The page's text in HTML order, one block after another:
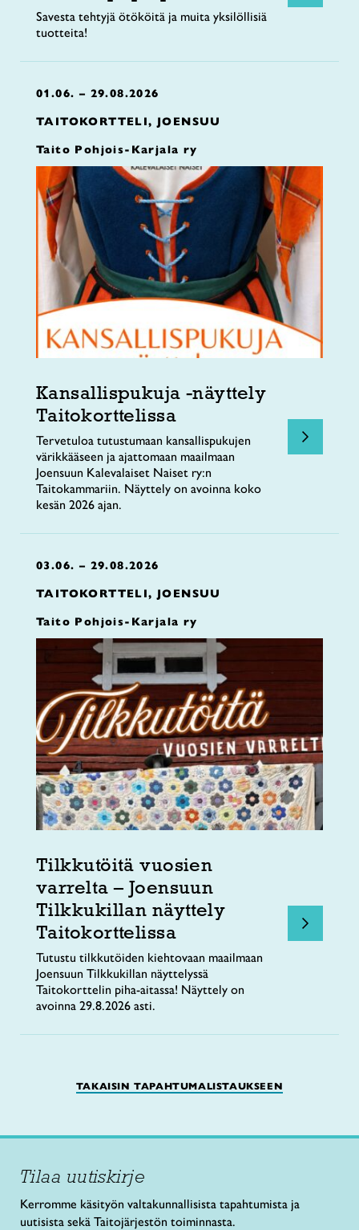
Savesta tehtyjä ötököitä ja muita yksilöllisiä
tuotteita!
01.06. – 29.08.2026
TAITOKORTTELI, JOENSUU
Taito Pohjois-Karjala ry
Kansallispukuja -näyttely
Taitokorttelissa
Tervetuloa tutustumaan kansallispukujen
värikkääseen ja ajattomaan maailmaan
Joensuun Kalevalaiset Naiset ry:n
Taitokammariin. Näyttely on avoinna koko
kesän 2026 ajan.
03.06. – 29.08.2026
TAITOKORTTELI, JOENSUU
Taito Pohjois-Karjala ry
Tilkkutöitä vuosien
varrelta – Joensuun
Tilkkukillan näyttely
Taitokorttelissa
Tutustu tilkkutöiden kiehtovaan maailmaan
Joensuun Tilkkukillan näyttelyssä
Taitokorttelin piha-aitassa! Näyttely on
avoinna 29.8.2026 asti.
TAKAISIN TAPAHTUMALISTAUKSEEN
Tilaa uutiskirje
Kerromme käsityön valtakunnallisista tapahtumista ja
uutisista sekä Taitojärjestön toiminnasta.